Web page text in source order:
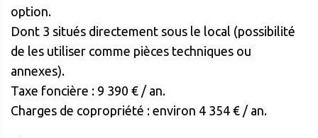
option.
Dont 3 situés directement sous le local (possibilité
de les utiliser comme pièces techniques ou
annexes).
Taxe foncière : 9 390 € / an.
Charges de copropriété : environ 4 354 € / an.